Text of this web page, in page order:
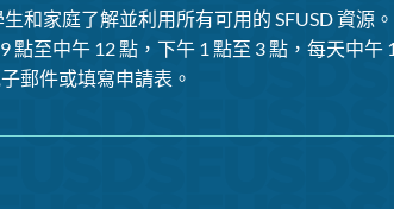
和家庭了解並利用所有可用的 SFUSD 資源
至中午 12 點，下午 1 點至 3 點，每天中午
郵件或填寫申請表。